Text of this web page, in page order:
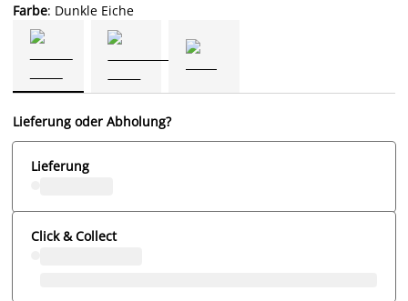
Farbe: Dunkle Eiche
Lieferung oder Abholung?
Lieferung
Click & Collect